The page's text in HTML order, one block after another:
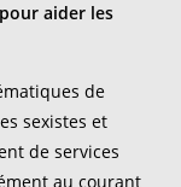
aider les
de
sexistes et
de services
au courant